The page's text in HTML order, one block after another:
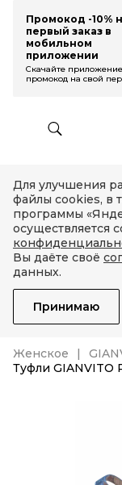
Промокод -10%
первый заказ в
мобильном
приложении
Скачайте
промокод на свой
Для улучшения
файлы cookies, в
программы
осуществляется
Вы даёте своё
данных.
Принимаю
Женское
Туфли GIANVITO